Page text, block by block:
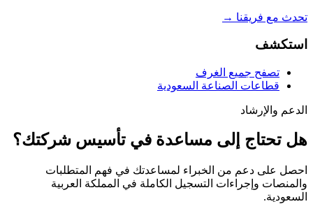
تحدث مع فريقنا →
استكشف
تصفح جميع الغرف
قطاعات الصناعة السعودية
الدعم والإرشاد
هل تحتاج إلى مساعدة في تأسيس شركتك؟
احصل على دعم من الخبراء لمساعدتك في فهم المتطلبات
والمنصات وإجراءات التسجيل الكاملة في المملكة العربية
السعودية.